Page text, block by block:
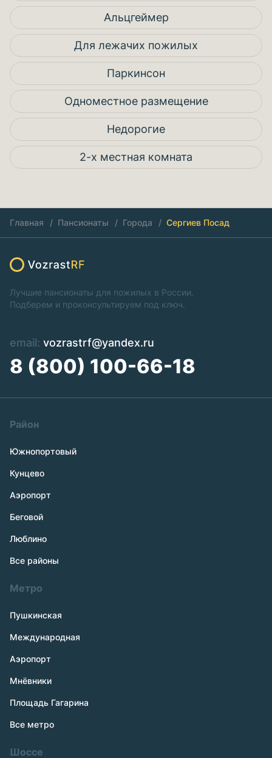
Альцгеймер
Для лежачих пожилых
Паркинсон
Одноместное размещение
Недорогие
2-х местная комната
Главная Пансионаты Города Сергиев Посад
Лучшие пансионаты для пожилых в России.
Подберем и проконсультируем под ключ.
email: vozrastrf@yandex.ru
8 (800) 100-66-18
Район
Южнопортовый
Кунцево
Аэропорт
Беговой
Люблино
Все районы
Метро
Пушкинская
Международная
Аэропорт
Мнёвники
Площадь Гагарина
Все метро
Шоссе